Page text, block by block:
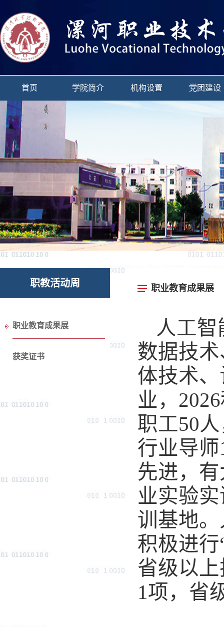
首页 学院简介 机构设置 党团建设
职教活动周
职业教育成果展
获奖证书
职业教育成果展
人工智
数据技
体技术
业 ，
职工50
行业导师
先进，
业实验
训基地。
积极进
省级以上
1项，省